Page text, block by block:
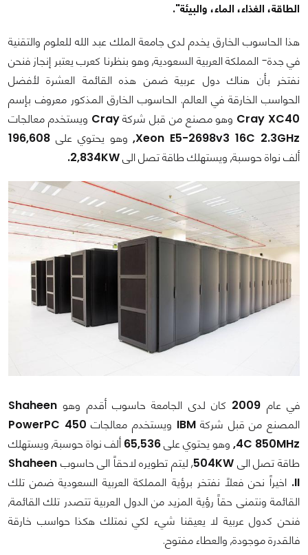
الطاقة، الغذاء، الماء، والبيئة".
هذا الحاسوب الخارق يخدم لدى جامعة الملك عبد الله للعلوم والتقنية
في جدة- المملكة العربية السعودية, وهو بنظرنا كعرب يعتبر إنجاز فنحن
نفتخر بأن هناك دول عربية ضمن هذه القائمة العشرة لأفضل
الحواسب الخارقة في العالم. الحاسوب الخارق المذكور معروف بإسم
Cray XC40 وهو مصنع من قبل شركةCray ويستخدم معالجات
Xeon E5-2698v3 16C 2.3GHz,وهو يحتوي على 196,608
ألف نواة حوسبة, ويستهلك طاقة تصل الى2,834KW.
في عام 2009 كان لدى الجامعة حاسوب أقدم وهو Shaheen
المصنع من قبل شركةIBM ويستخدم معالجات PowerPC 450
4C 850MHz, وهو يحتوي على
ألف نواة حوسبة, ويستهلك
طاقة تصل الى 504KW, ليتم تطويره لاحقاً الى حاسوب Shaheen
II. اخيراً نحن فعلاً نفتخر برؤية المملكة العربية السعودية ضمن تلك
القائمة ونتمنى حقاً رؤية المزيد من الدول العربية تتصدر تلك القائمة,
فنحن كدول عربية لا يعيقنا شيء لكي نمتلك هكذا حواسب خارقة
فالقدرة موجودة, والعطاء مفتوح.